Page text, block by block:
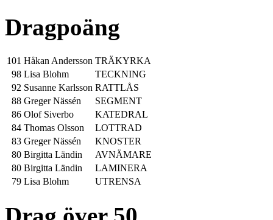
Dragpoäng
101 Håkan Andersson TRÄKYRKA
98 Lisa Blohm
TECKNING
92 Susanne Karlsson RATTLÅS
88 Greger Nässén
SEGMENT
86 Olof Siverbo
KATEDRAL
84 Thomas Olsson
LOTTRAD
83 Greger Nässén
KNOSTER
80 Birgitta Ländin
AVNÄMARE
80 Birgitta Ländin
LAMINERA
79 Lisa Blohm UTRENSA